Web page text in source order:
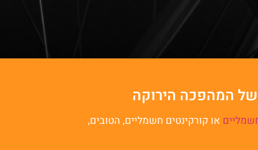
של המהפכה הירוקה
או קורקינטים חשמליים, הטובים,